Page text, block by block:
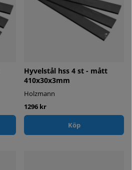
Hyvelstål hss 4 st - mått
410x30x3mm
Holzmann
1296 kr
Köp